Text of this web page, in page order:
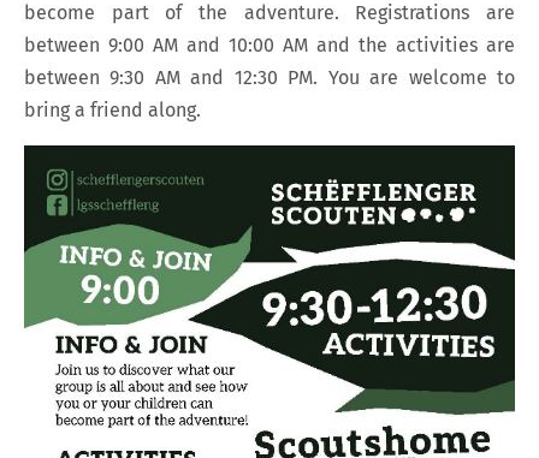
become part of the adventure. Registrations are
between 9:00 AM and 10:00 AM and the activities are
between 9:30 AM and 12:30 PM. You are welcome to
bring a friend along.